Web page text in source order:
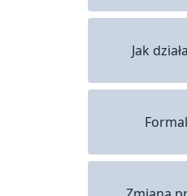
Jak